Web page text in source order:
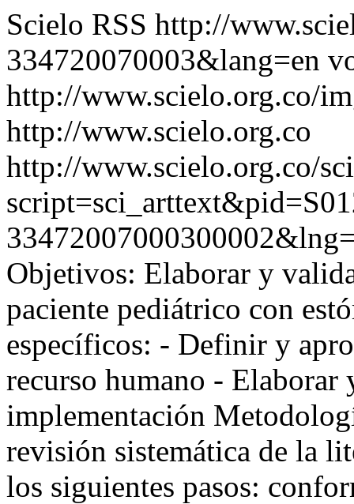
Scielo RSS http://
334720070003&lang=en
http://www.scielo.org.co/
http://www.scielo.org.co
http://www.scielo.org.co/
Objetivos: Elaborar y
paciente pediátrico con
específicos: - Definir y
recurso humano -
implementación
revisión sistemática de la
los siguientes pasos: